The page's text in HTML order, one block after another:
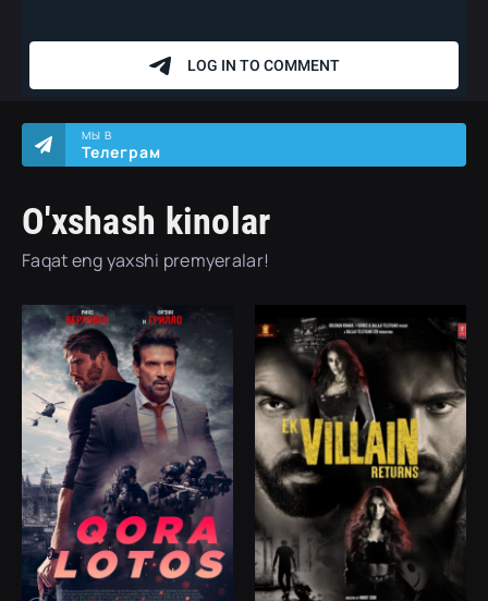
O'xshash kinolar
Faqat eng yaxshi premyeralar!
МЫ В
Телеграм